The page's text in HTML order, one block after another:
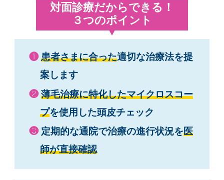
対面診療だからできる！
３つのポイント
❶ 患者さまに合った適切な治療法を提
案します
❷ 薄毛治療に特化したマイクロスコー
プを使用した頭皮チェック
❸定期的な通院で治療の進行状況を医
師が直接確認